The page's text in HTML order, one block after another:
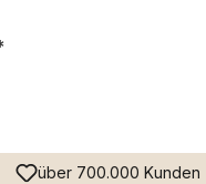
Preis:
über 700.000 Kunden